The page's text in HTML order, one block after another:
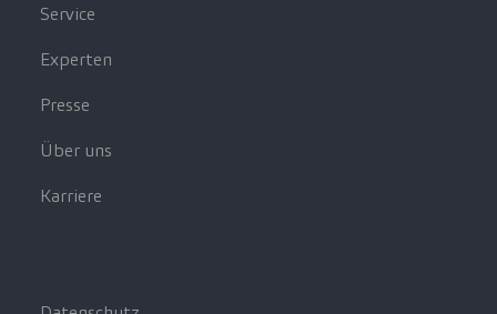
Service
Experten
Presse
Über uns
Karriere